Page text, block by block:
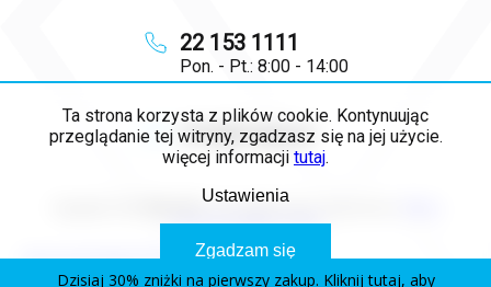
Ta strona korzysta z plików cookie. Kontynuując
przeglądanie tej witryny, zgadzasz się na jej użycie.
więcej informacji tutaj.
Ustawienia
Zgadzam się
info@ majya.pl
22 153 1111
Pon. - Pt.: 8:00 - 14:00
Opracował Shoptet Premium
ustawienia plików cookie
Dzisiaj 30% zniżki na pierwszy zakup. Kliknij tutaj, aby